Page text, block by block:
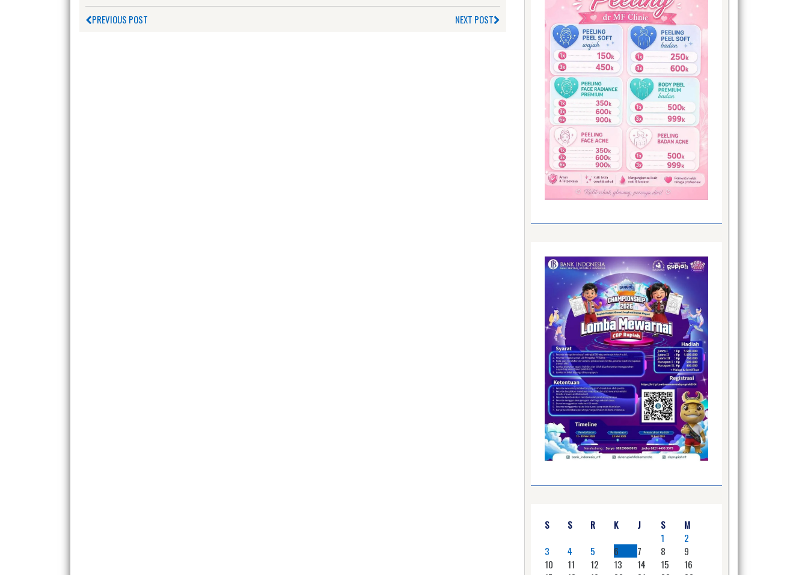
PREVIOUS POST NEXT POST
S S R K J S
M
1
2
3
4 5 6 7 8
9
10
11 12 13 14 15
16